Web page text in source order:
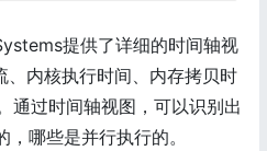
提供了详细的时间轴视
、内核执行时间、内存拷贝时
通过时间轴视图，可以识别出
哪些是并行执行的。